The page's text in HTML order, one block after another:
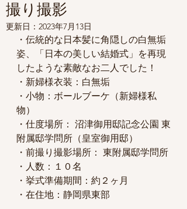
撮り撮影
更新日： 2023年7月13日
・伝統的な日本髪に角隠しの白無垢
姿、「日本の美しい結婚式」を再現
したような素敵なお二人でした！
・新婦様衣装：白無垢
・小物：ボールブーケ（新婦様私
物）
・仕度場所： 沼津御用邸記念公園 東
附属邸学問所（皇室御用邸）
・前撮り撮影場所： 東附属邸学問所
・人数：１０名
・挙式準備期間：約２ヶ月
・在住地：静岡県東部